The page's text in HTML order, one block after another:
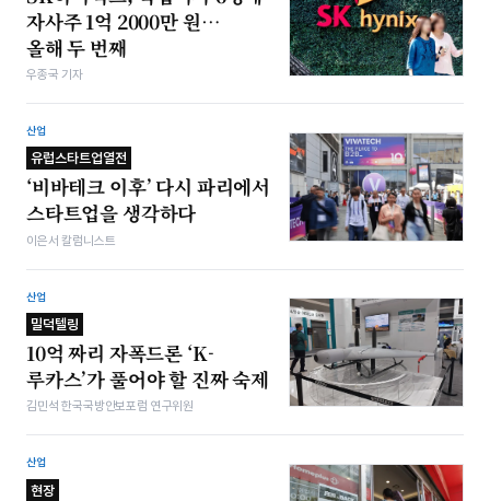
자사주 1억 2000만 원…
올해 두 번째
우종국 기자
산업
유럽스타트업열전
‘비바테크 이후’ 다시 파리에서
스타트업을 생각하다
이은서 칼럼니스트
산업
밀덕텔링
10억 짜리 자폭드론 ‘K-
루카스’가 풀어야 할 진짜 숙제
김민석 한국국방안보포럼 연구위원
산업
현장